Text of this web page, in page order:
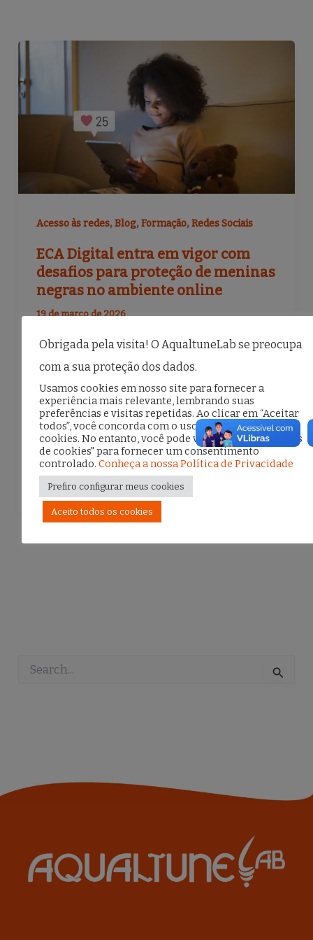
Acesso às redes,Blog,Formação,Redes Sociais
ECA Digital entra em vigor com
desafios para proteção de meninas
negras no ambiente online
19 de março de 2026
No dia 17 de março de 2026, mesma data
em que entrou em vigor o novo ECA Digital
(Lei nº 15.211/2025), o GT de Educação do
Aqualtune Lab promoveu uma […]
F
a
c
e
T
w
it
te
E
m
ai
l
S
h
ar
e
Pesquisar
Obrigada pela visita! O AqualtuneLab se preocupa
com a sua proteção dos dados.
Usamos cookies em nosso site para fornecer a
experiência mais relevante, lembrando suas
preferências e visitas repetidas. Ao clicar em “Aceitar
todos”, você concorda com o uso de TODOS os
cookies. No entanto, você pode visitar "Configurações
de cookies" para fornecer um consentimento
controlado. Conheça a nossa Política de Privacidade
Prefiro configurar meus cookies
Aceito todos os cookies